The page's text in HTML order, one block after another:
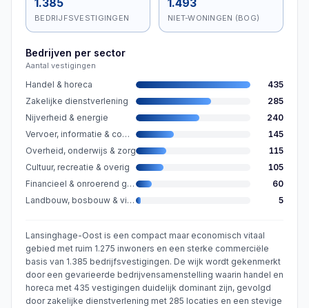
1.385
BEDRIJFSVESTIGINGEN
1.493
NIET-WONINGEN (BOG)
Bedrijven per sector
Aantal vestigingen
Handel & horeca
435
Zakelijke dienstverlening
285
Nijverheid & energie
240
Vervoer, informatie & communicatie
145
Overheid, onderwijs & zorg
115
Cultuur, recreatie & overig
105
Financieel & onroerend goed
60
Landbouw, bosbouw & visserij
5
Lansinghage-Oost is een compact maar economisch vitaal
gebied met ruim 1.275 inwoners en een sterke commerciële
basis van 1.385 bedrijfsvestigingen. De wijk wordt gekenmerkt
door een gevarieerde bedrijvensamenstelling waarin handel en
horeca met 435 vestigingen duidelijk dominant zijn, gevolgd
door zakelijke dienstverlening met 285 locaties en een stevige